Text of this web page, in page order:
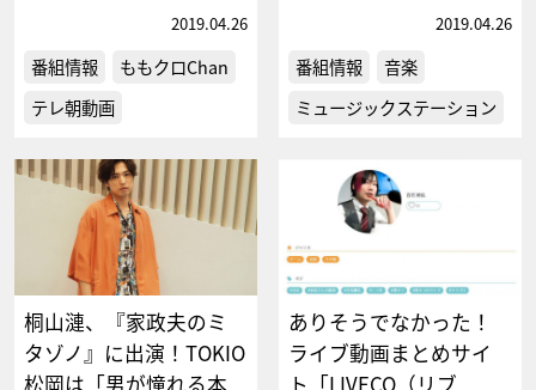
2019.04.26
番組情報
ももクロChan
テレ朝動画
2019.04.26
番組情報
音楽
ミュージックステーション
桐山漣、『家政夫のミ
タゾノ』に出演！TOKIO
松岡は「男が憧れる本
ありそうでなかった！
ライブ動画まとめサイ
ト「LIVECO（リブ